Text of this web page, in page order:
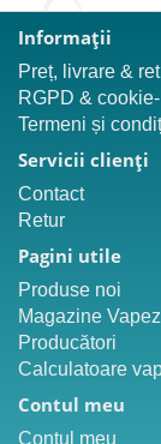
Informaţii
Preț, livrare &
RGPD &
Termeni și
Servicii clienţi
Contact
Retur
Pagini utile
Produse noi
Magazine Vapez
Producători
Calculatoare
Contul meu
Contul meu